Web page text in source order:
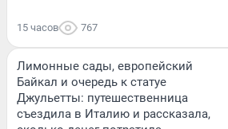
15 часов 767
Лимонные сады, европейский
Байкал и очередь к статуе
Джульетты: путешественница
съездила в Италию и рассказала,